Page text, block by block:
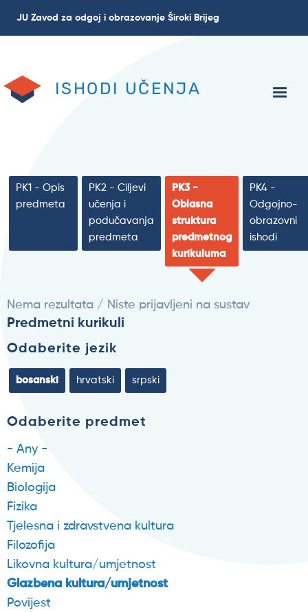
JU Zavod za odgoj i obrazovanje Široki Brijeg
ISHODI UČENJA
PK1 - Opis
predmeta
PK2 - Ciljevi
učenja i
podučavanja
predmeta
PK3 -
Oblasna
struktura
predmetnog
kurikuluma
PK4 -
Odgojno-
obrazovni
ishodi
Nema rezultata / Niste prijavljeni na sustav
Predmetni kurikuli
Odaberite jezik
bosanski hrvatski srpski
Odaberite predmet
- Any -
Kemija
Biologija
Fizika
Tjelesna i zdravstvena kultura
Filozofija
Likovna kultura/umjetnost
Glazbena kultura/umjetnost
Povijest